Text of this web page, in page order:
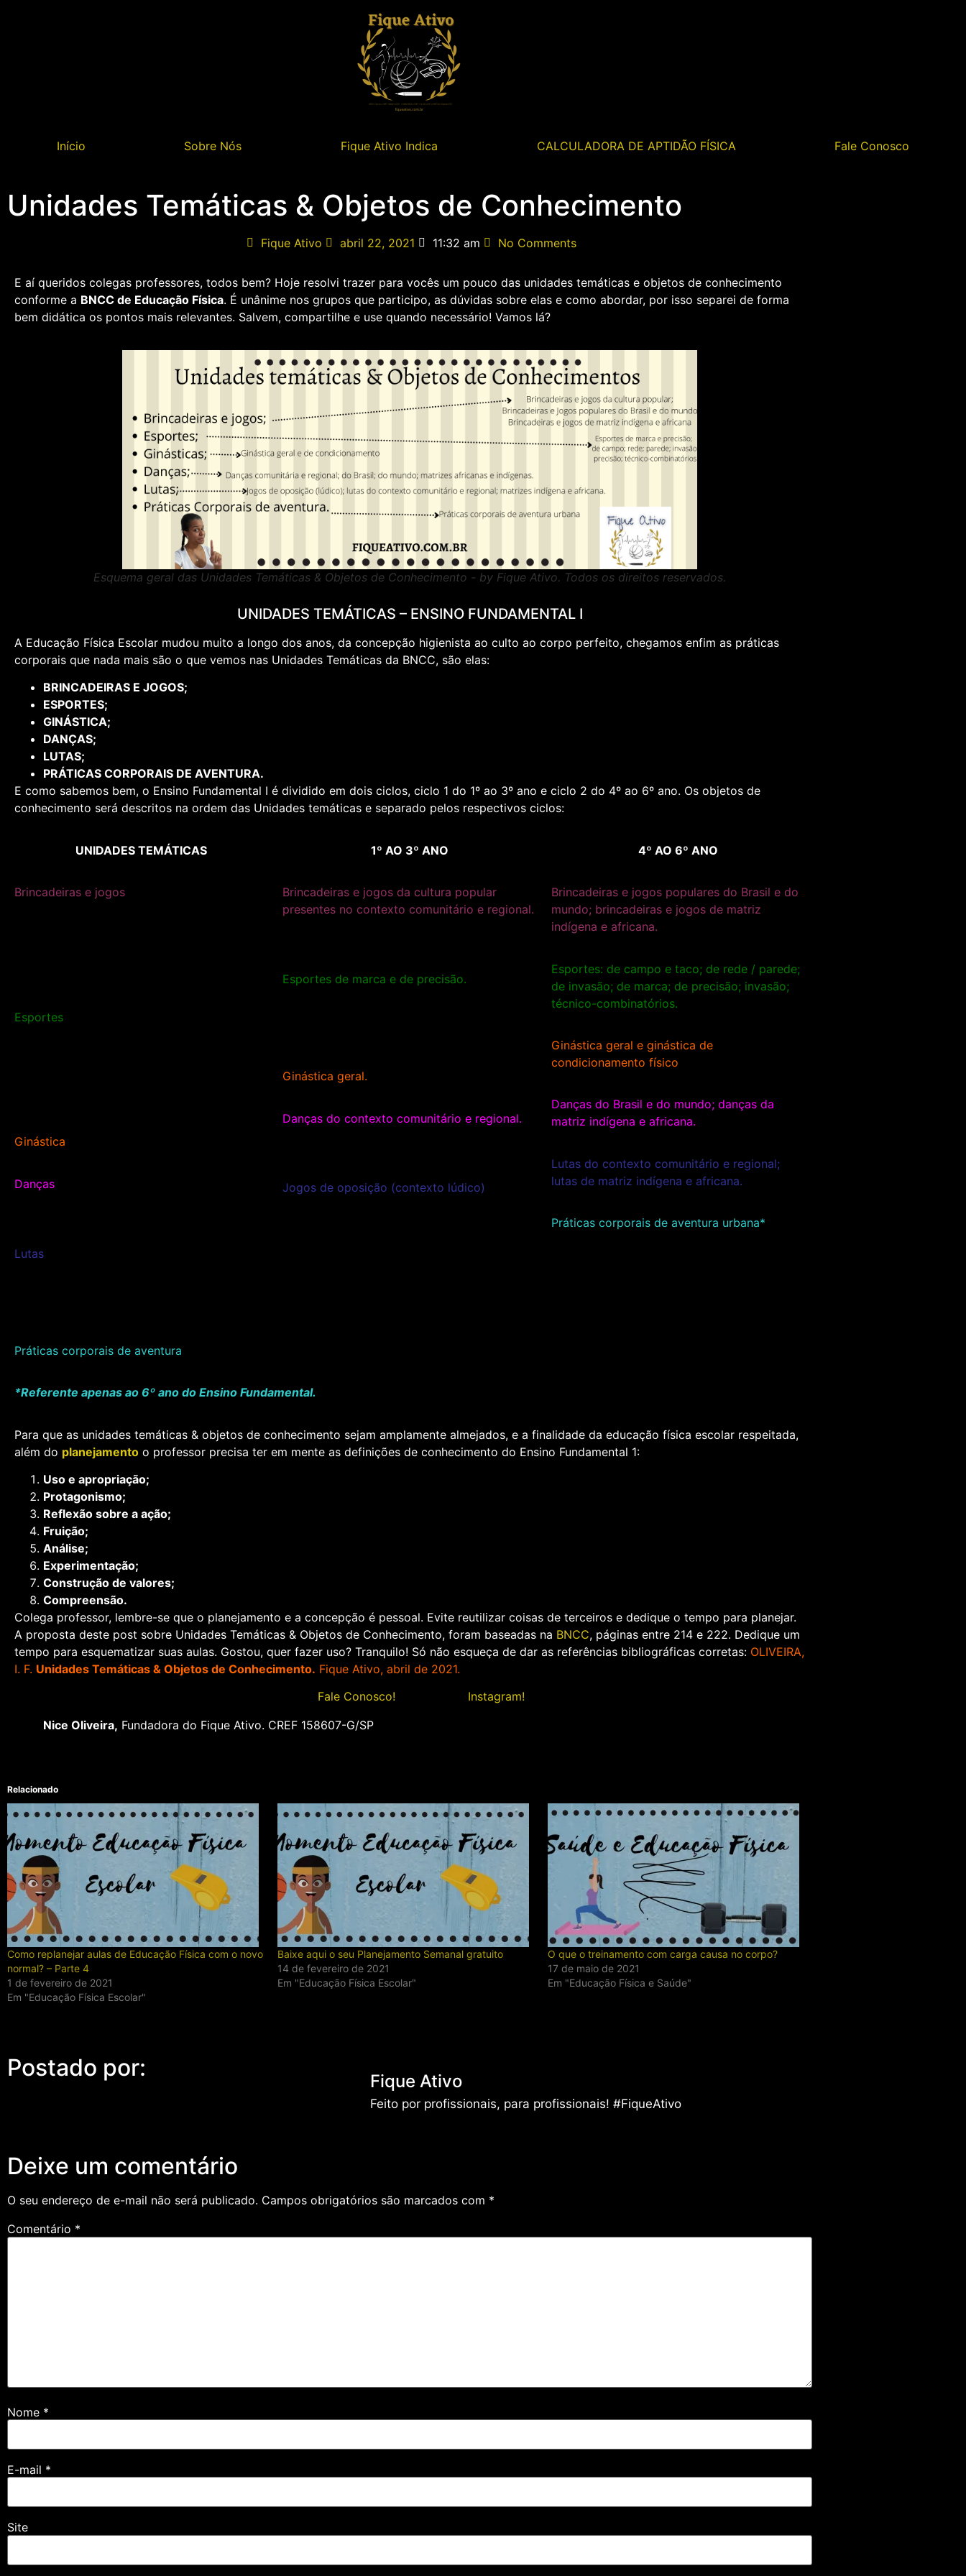
Início Sobre Nós Fique Ativo Indica CALCULADORA DE APTIDÃO FÍSICA Fale Conosco
Unidades Temáticas & Objetos de Conhecimento
Fique Ativo abril 22, 2021 11:32 am No Comments
E aí queridos colegas professores, todos bem? Hoje resolvi trazer para vocês um pouco das unidades temáticas e objetos de conhecimento
conforme a BNCC de Educação Física. É unânime nos grupos que participo, as dúvidas sobre elas e como abordar, por isso separei de forma
bem didática os pontos mais relevantes. Salvem, compartilhe e use quando necessário! Vamos lá?
Esquema geral das Unidades Temáticas & Objetos de Conhecimento - by Fique Ativo. Todos os direitos reservados.
UNIDADES TEMÁTICAS – ENSINO FUNDAMENTAL I
A Educação Física Escolar mudou muito a longo dos anos, da concepção higienista ao culto ao corpo perfeito, chegamos enfim as práticas
corporais que nada mais são o que vemos nas Unidades Temáticas da BNCC, são elas:
BRINCADEIRAS E JOGOS;
ESPORTES;
GINÁSTICA;
DANÇAS;
LUTAS;
PRÁTICAS CORPORAIS DE AVENTURA.
E como sabemos bem, o Ensino Fundamental I é dividido em dois ciclos, ciclo 1 do 1º ao 3º ano e ciclo 2 do 4º ao 6º ano. Os objetos de
conhecimento será descritos na ordem das Unidades temáticas e separado pelos respectivos ciclos:
UNIDADES TEMÁTICAS
Brincadeiras e jogos
Esportes
Ginástica
Danças
Lutas
Práticas corporais de aventura
1º AO 3º ANO
Brincadeiras e jogos da cultura popular
presentes no contexto comunitário e regional.
Esportes de marca e de precisão.
Ginástica geral.
Danças do contexto comunitário e regional.
Jogos de oposição (contexto lúdico)
4º AO 6º ANO
Brincadeiras e jogos populares do Brasil e do
mundo; brincadeiras e jogos de matriz
indígena e africana.
Esportes: de campo e taco; de rede / parede;
de invasão; de marca; de precisão; invasão;
técnico-combinatórios.
Ginástica geral e ginástica de
condicionamento físico
Danças do Brasil e do mundo; danças da
matriz indígena e africana.
Lutas do contexto comunitário e regional;
lutas de matriz indígena e africana.
Práticas corporais de aventura urbana*
*Referente apenas ao 6º ano do Ensino Fundamental.
Para que as unidades temáticas & objetos de conhecimento sejam amplamente almejados, e a finalidade da educação física escolar respeitada,
além do planejamento o professor precisa ter em mente as definições de conhecimento do Ensino Fundamental 1:
Uso e apropriação;
Protagonismo;
Reflexão sobre a ação;
Fruição;
Análise;
Experimentação;
Construção de valores;
Compreensão.
Colega professor, lembre-se que o planejamento e a concepção é pessoal. Evite reutilizar coisas de terceiros e dedique o tempo para planejar.
A proposta deste post sobre Unidades Temáticas & Objetos de Conhecimento, foram baseadas na BNCC, páginas entre 214 e 222. Dedique um
tempo para esquematizar suas aulas. Gostou, quer fazer uso? Tranquilo! Só não esqueça de dar as referências bibliográficas corretas: OLIVEIRA,
I. F. Unidades Temáticas & Objetos de Conhecimento. Fique Ativo, abril de 2021.
Fale Conosco! Instagram!
Nice Oliveira, Fundadora do Fique Ativo. CREF 158607-G/SP
Relacionado
Como replanejar aulas de Educação Física com o novo
normal? – Parte 4
1 de fevereiro de 2021
Em "Educação Física Escolar"
Baixe aqui o seu Planejamento Semanal gratuito
14 de fevereiro de 2021
Em "Educação Física Escolar"
O que o treinamento com carga causa no corpo?
17 de maio de 2021
Em "Educação Física e Saúde"
Postado por: Fique Ativo
Feito por profissionais, para profissionais! #FiqueAtivo
Deixe um comentário
O seu endereço de e-mail não será publicado. Campos obrigatórios são marcados com *
Comentário *
Nome *
E-mail *
Site